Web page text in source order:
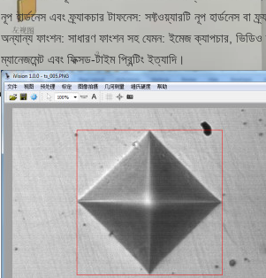
নূপ হার্ডনেস এবং ফ্র্যাকচার টাফনেস: সফ্টওয়্যারটি নূপ হার্ডনেস বা
অন্যান্য ফাংশন: সাধারণ ফাংশন সহ যেমন: ইমেজ ক্যাপচার,
ম্যানেজমেন্ট এবং ফিক্সড-টাইম প্রিন্টিং ইত্যাদি।